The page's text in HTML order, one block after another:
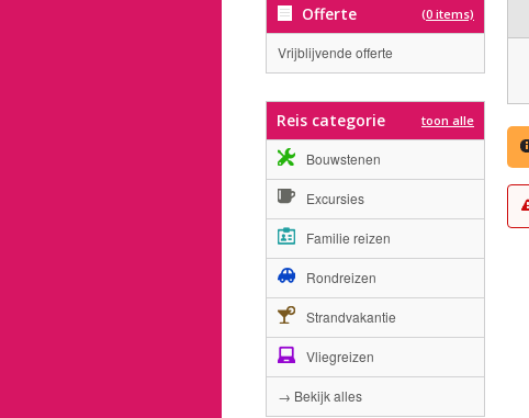
Offerte (0 items)
Vrijblijvende offerte
Reis categorie toon alle
Bouwstenen
Excursies
Familie reizen
Rondreizen
Strandvakantie
Vliegreizen
→ Bekijk alles